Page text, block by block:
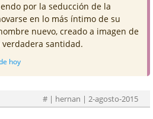
por la seducción de la
en lo más íntimo de su
nuevo, creado a imagen de
santidad.
hoy
# | hernan | 2-agosto-2015